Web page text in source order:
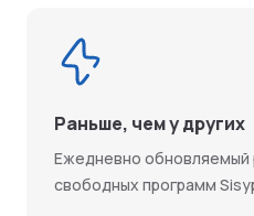
Раньше, чем у других
Ежедневно обновляемый
свободных программ